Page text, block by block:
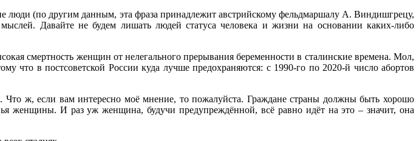
люди (по другим данным, эта фраза принадлежит австрийскому фельдмаршалу А. Виндишгрецу,
Давайте не будем лишать людей статуса человека и жизни на основании каких-либо
смертность женщин от нелегального прерывания беременности в сталинские времена. Мол,
что в постсоветской России куда лучше предохраняются: с 1990-го по 2020-й число абортов
ж, если вам интересно моё мнение, то пожалуйста. Граждане страны должны быть хорошо
женщины. И раз уж женщина, будучи предупреждённой, всё равно идёт на это – значит, она